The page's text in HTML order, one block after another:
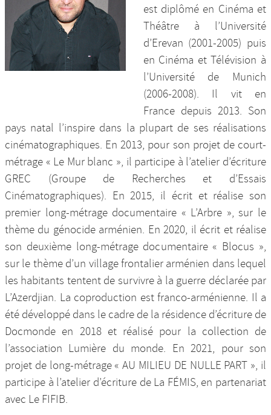
est diplômé en Cinéma et
Théâtre à l’Université
d’Erevan (2001-2005) puis
en Cinéma et Télévision à
l’Université de Munich
(2006-2008). Il vit en
France depuis 2013. Son
pays natal l’inspire dans la plupart de ses réalisations
cinématographiques. En 2013, pour son projet de court-
métrage « Le Mur blanc », il participe à l’atelier d’écriture
GREC (Groupe de Recherches et d’Essais
Cinématographiques). En 2015, il écrit et réalise son
premier long-métrage documentaire « L’Arbre », sur le
thème du génocide arménien. En 2020, il écrit et réalise
son deuxième long-métrage documentaire « Blocus »,
sur le thème d’un village frontalier arménien dans lequel
les habitants tentent de survivre à la guerre déclarée par
L’Azerdjian. La coproduction est franco-arménienne. Il a
été développé dans le cadre de la résidence d’écriture de
Docmonde en 2018 et réalisé pour la collection de
l’association Lumière du monde. En 2021, pour son
projet de long-métrage « AU MILIEU DE NULLE PART », il
participe à l’atelier d’écriture de La FÉMIS, en partenariat
avec Le FIFIB.